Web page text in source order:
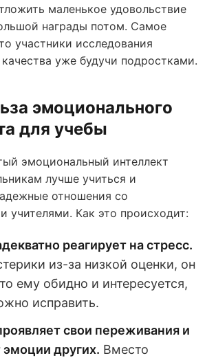
маленькое удовольствие
награды потом. Самое
участники исследования
уже будучи подростками.
эмоционального
для учебы
эмоциональный интеллект
лучше учиться и
отношения со
учителями. Как это происходит:
реагирует на стресс.
из-за низкой оценки, он
ему обидно и интересуется,
исправить.
свои переживания и
других. Вместо